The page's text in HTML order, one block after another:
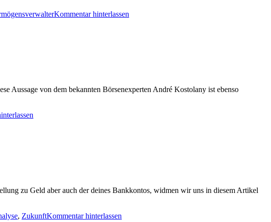
Kommentar hinterlassen
Aussage von dem bekannten Börsenexperten André Kostolany ist ebenso
zu Geld aber auch der deines Bankkontos, widmen wir uns in diesem Artikel
, ZukunftKommentar hinterlassen